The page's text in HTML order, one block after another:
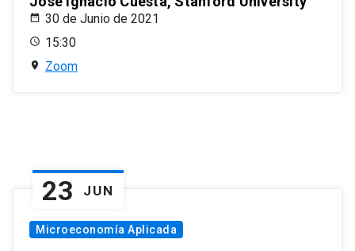
30 de Junio de 2021
15:30
Zoom
23 JUN
Microeconomía Aplicada